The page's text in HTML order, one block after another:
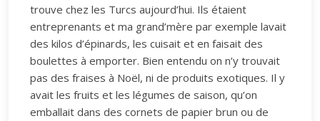
trouve chez les Turcs aujourd’hui. Ils étaient
entreprenants et ma grand’mère par exemple lavait
des kilos d’épinards, les cuisait et en faisait des
boulettes à emporter. Bien entendu on n’y trouvait
pas des fraises à Noël, ni de produits exotiques. Il y
avait les fruits et les légumes de saison, qu’on
emballait dans des cornets de papier brun ou de